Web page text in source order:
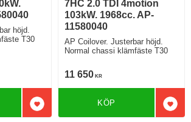
höjd.
T30
Lägg till i favoriter
7HC 2.0 TDI 4motion
103kW. 1968cc. AP-
11580040
AP Coilover. Justerbar höjd.
Normal chassi klämfäste T30
11 650 KR
KÖP